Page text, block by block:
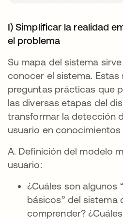
I) Simplificar la realidad
el problema
Su mapa del sistema
conocer el sistema. Estas
preguntas prácticas que
las diversas etapas del
transformar la detección
usuario en conocimientos
A. Definición del modelo
usuario:
¿Cuáles son algunos
básicos” del sistema
comprender?